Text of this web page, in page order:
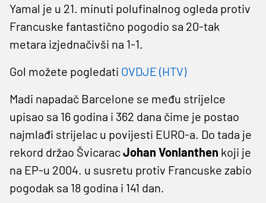
Yamal je u 21. minuti polufinalnog ogleda protiv
Francuske fantastično pogodio sa 20-tak
metara izjednačivši na 1-1.
Gol možete pogledati OVDJE (HTV)
Madi napadač Barcelone se među strijelce
upisao sa 16 godina i 362 dana čime je postao
najmlađi strijelac u povijesti EURO-a. Do tada je
rekord držao ŠvicaracJohan Vonlanthen koji je
na EP-u 2004. u susretu protiv Francuske zabio
pogodak sa 18 godina i 141 dan.